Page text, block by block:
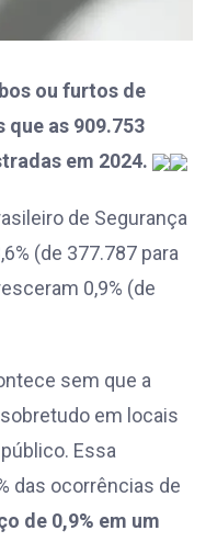
ou furtos de
que as 909.753
em 2024.
de Segurança
(de 377.787 para
0,9% (de
sem que a
em locais
Essa
das ocorrências de
de 0,9% em um